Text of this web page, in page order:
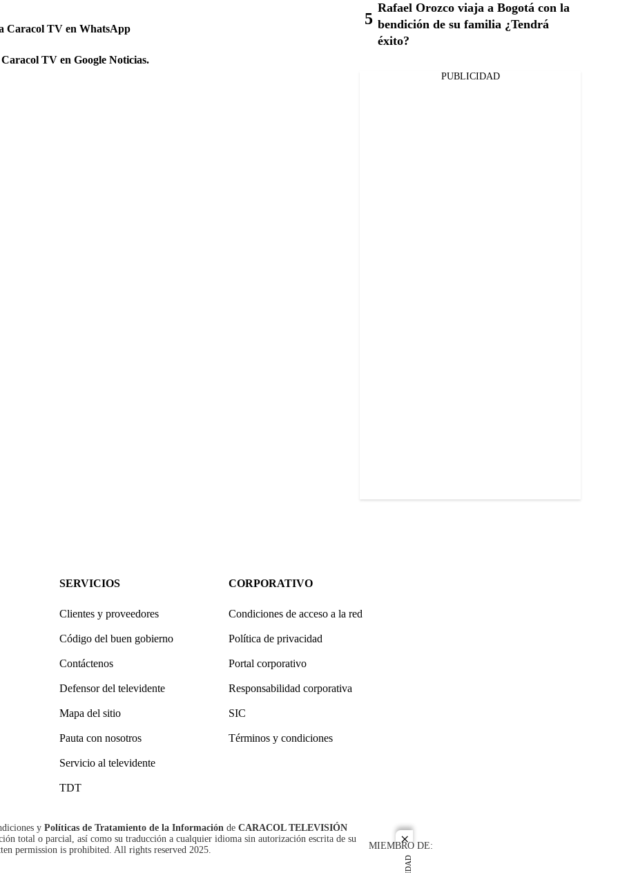
close
Caracol TV en WhatsApp
Caracol TV en Google Noticias.
Rafael Orozco viaja a Bogotá con la
bendición de su familia ¿Tendrá
éxito?
PUBLICIDAD
SERVICIOS
Clientes y proveedores
Código del buen gobierno
Contáctenos
Defensor del televidente
Mapa del sitio
Pauta con nosotros
Servicio al televidente
TDT
CORPORATIVO
Condiciones de acceso a la red
Política de privacidad
Portal corporativo
Responsabilidad corporativa
SIC
Términos y condiciones
y Políticas de Tratamiento de la Información de CARACOL TELEVISIÓN
total o parcial, así como su traducción a cualquier idioma sin autorización escrita de su
permission is prohibited. All rights reserved 2025.
MIEMBRO DE: